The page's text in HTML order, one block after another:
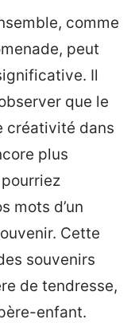
comme
peut
Il
que le
créativité dans
plus
mots d’un
Cette
souvenirs
de tendresse,
enfant.